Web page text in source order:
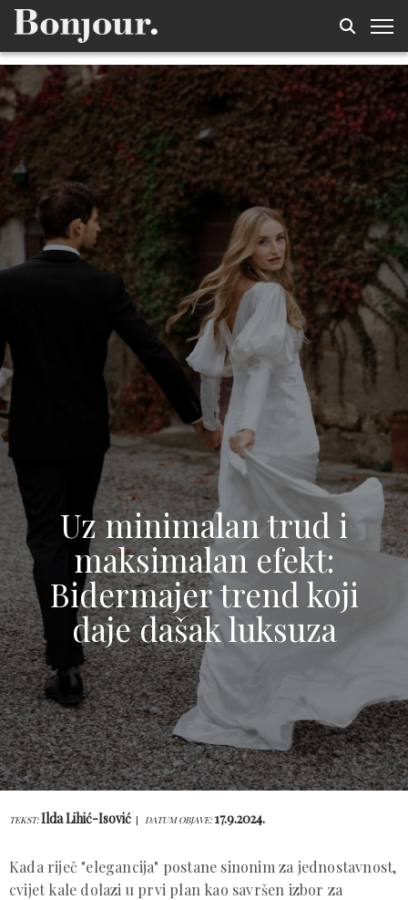
Uz minimalan trud i
maksimalan efekt:
Bidermajer trend koji
daje dašak luksuza
TEKST:Ilda Lihić-Isović DATUM OBJAVE: 17.9.2024.
Kada riječ "elegancija" postane sinonim za jednostavnost,
cvijet kale dolazi u prvi plan kao savršen izbor za